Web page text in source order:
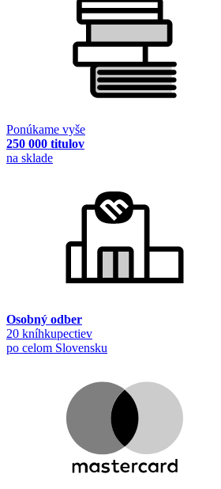
Ponúkame vyše
250 000 titulov
na sklade
Osobný odber
20 kníhkupectiev
po celom Slovensku